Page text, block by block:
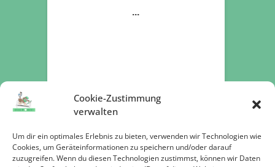
Cookie-Zustimmung
verwalten
Um dir ein optimales Erlebnis zu bieten, verwenden wir Technologien wie
Cookies, um Geräteinformationen zu speichern und/oder darauf
zuzugreifen. Wenn du diesen Technologien zustimmst, können wir Daten